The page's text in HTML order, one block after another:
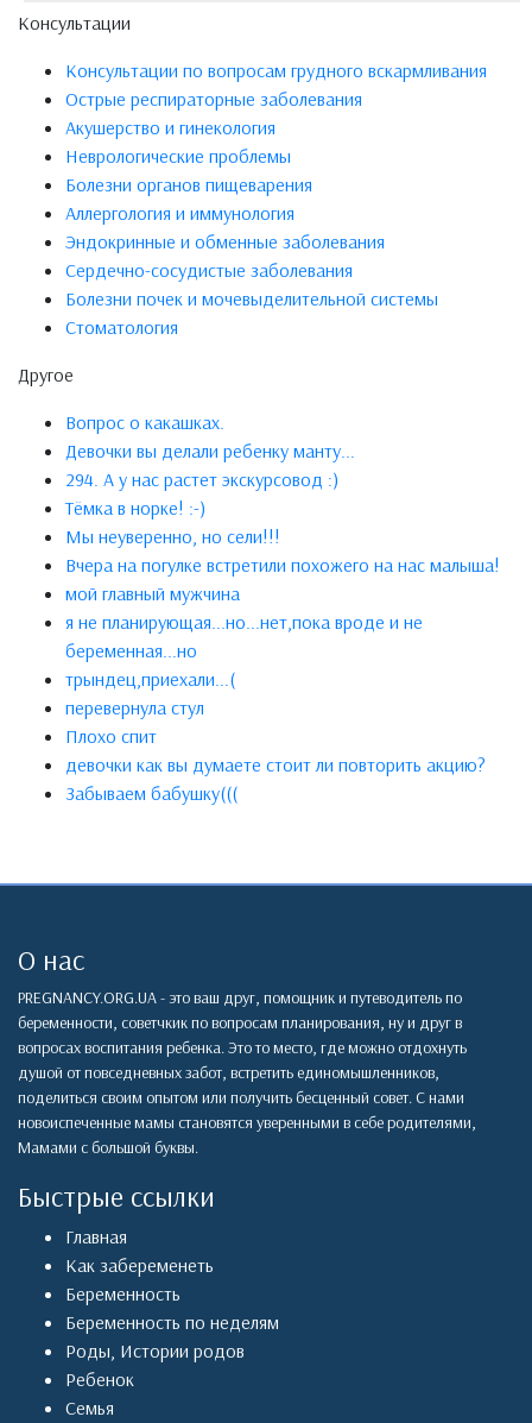
Консультации
Консультации по вопросам грудного вскармливания
Острые респираторные заболевания
Акушерство и гинекология
Неврологические проблемы
Болезни органов пищеварения
Аллергология и иммунология
Эндокринные и обменные заболевания
Сердечно-сосудистые заболевания
Болезни почек и мочевыделительной системы
Стоматология
Другое
Вопрос о какашках.
Девочки вы делали ребенку манту...
294. А у нас растет экскурсовод :)
Тёмка в норке! :-)
Мы неуверенно, но сели!!!
Вчера на погулке встретили похожего на нас малыша!
мой главный мужчина
я не планирующая...но...нет,пока вроде и не
беременная...но
трындец,приехали...(
перевернула стул
Плохо спит
девочки как вы думаете стоит ли повторить акцию?
Забываем бабушку(((
О нас
PREGNANCY.ORG.UA - это ваш друг, помощник и путеводитель по
беременности, советчкик по вопросам планирования, ну и друг в
вопросах воспитания ребенка. Это то место, где можно отдохнуть
душой от повседневных забот, встретить единомышленников,
поделиться своим опытом или получить бесценный совет. С нами
новоиспеченные мамы становятся уверенными в себе родителями,
Мамами с большой буквы.
Быстрые ссылки
Главная
Как забеременеть
Беременность
Беременность по неделям
Роды, Истории родов
Ребенок
Семья